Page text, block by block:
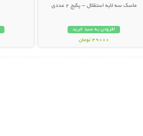
ماسک سه لایه استقلال - پکیج 2 عددی
افزودن به سبد خرید
49000 تومان